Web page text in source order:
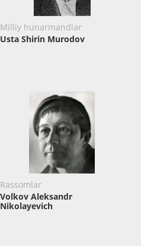
Milliy hunarmandlar
Usta Shirin Murodov
Rassomlar
Volkov Aleksandr
Nikolayevich